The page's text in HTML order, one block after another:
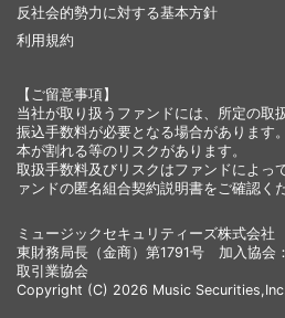
反社会的勢力に対する基本方針
利用規約
【ご留意事項】
当社が取り扱うファンドには、所定の取
振込手数料が必要となる場合があります
本が割れる等のリスクがあります。
取扱手数料及びリスクはファンドによっ
ァンドの匿名組合契約説明書をご確認く
ミュージックセキュリティーズ株式会
東財務局長（金商）第1791号 加入協会
取引業協会
Copyright (C) 2026 Music